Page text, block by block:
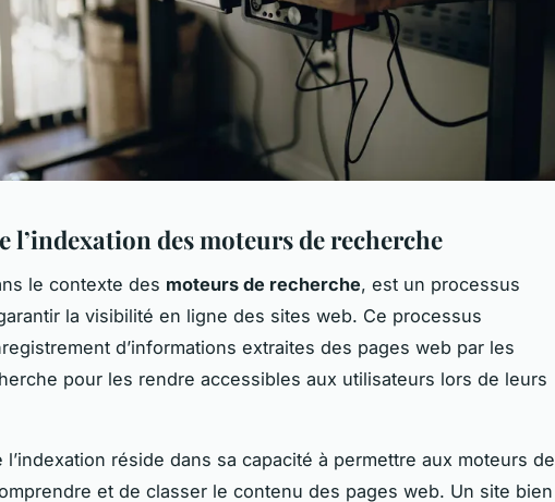
l’indexation des moteurs de recherche
le contexte des moteurs de recherche, est un processus
la visibilité en ligne des sites web. Ce processus
d’informations extraites des pages web par les
pour les rendre accessibles aux utilisateurs lors de leurs
l’indexation réside dans sa capacité à permettre aux moteurs de
et de classer le contenu des pages web. Un site bien